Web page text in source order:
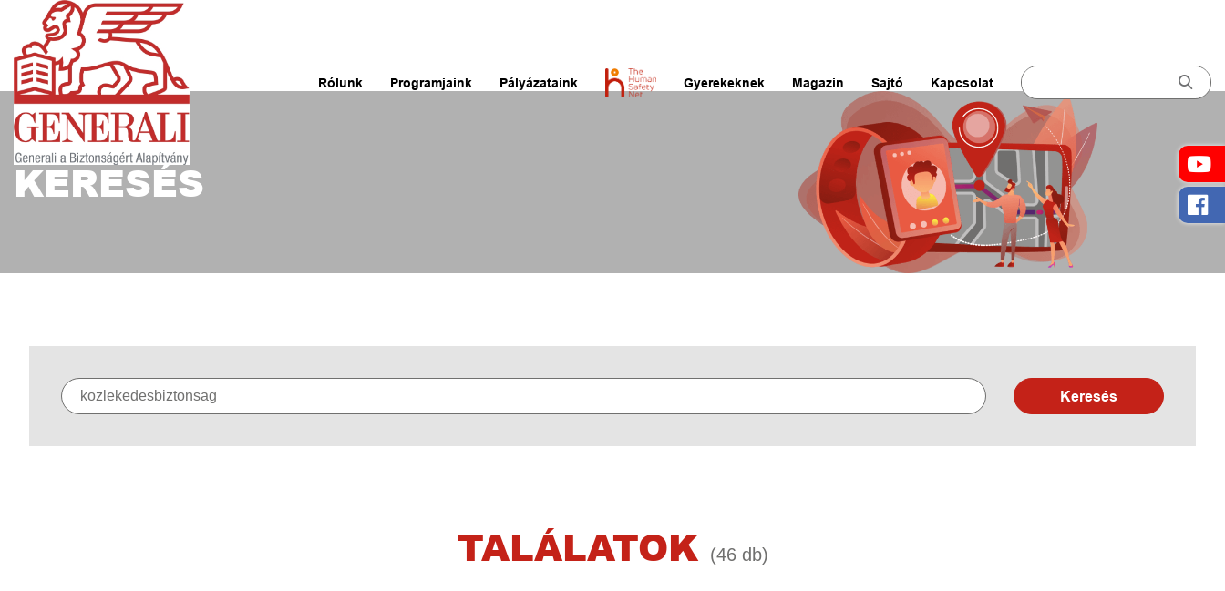
Rólunk Programjaink Pályázataink Gyerekeknek Magazin Sajtó Kapcsolat
KERESÉS
Keresés
TALÁLATOK (46 db)